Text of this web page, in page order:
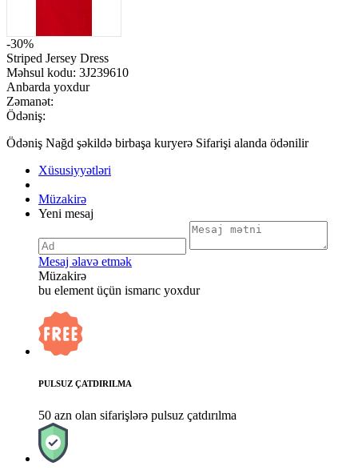
-30%
Striped Jersey Dress
Məhsul kodu: 3J239610
Anbarda yoxdur
Zəmanət:
Ödəniş:
Ödəniş Nağd şəkildə birbaşa kuryerə Sifarişi alanda ödənilir
Xüsusiyyətləri
Müzakirə
Yeni mesaj
Mesaj əlavə etmək
Müzakirə
bu element üçün ismarıc yoxdur
PULSUZ ÇATDIRILMA
50 azn olan sifarişlərə pulsuz çatdırılma